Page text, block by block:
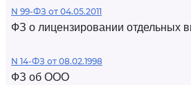
N 99-ФЗ от 04.05.2011
ФЗ о лицензировании отдельных
N 14-ФЗ от 08.02.1998
ФЗ об ООО